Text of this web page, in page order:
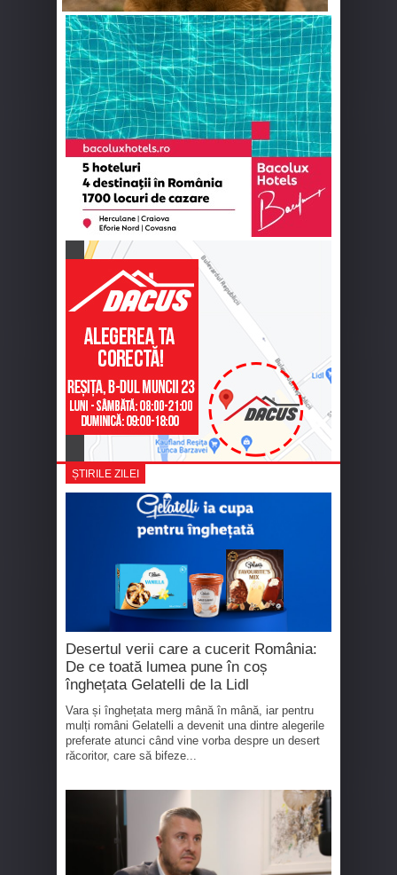
ȘTIRILE ZILEI
Desertul verii care a cucerit România:
De ce toată lumea pune în coș
înghețata Gelatelli de la Lidl
Vara și înghețata merg mână în mână, iar pentru
mulți români Gelatelli a devenit una dintre alegerile
preferate atunci când vine vorba despre un desert
răcoritor, care să bifeze...